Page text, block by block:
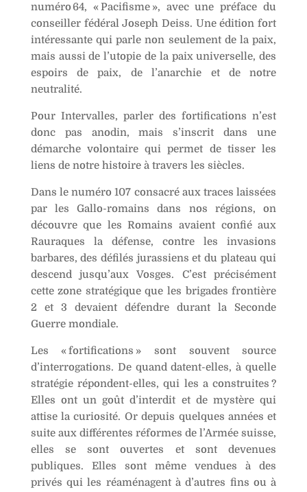
numéro 64, « Pacifisme », avec une préface du
conseiller fédéral Joseph Deiss. Une édition fort
intéressante qui parle non seulement de la paix,
mais aussi de l’utopie de la paix universelle, des
espoirs de paix, de l’anarchie et de notre
neutralité.
Pour Intervalles, parler des fortifications n’est
donc pas anodin, mais s’inscrit dans une
démarche volontaire qui permet de tisser les
liens de notre histoire à travers les siècles.
Dans le numéro 107 consacré aux traces laissées
par les Gallo-romains dans nos régions, on
découvre que les Romains avaient confié aux
Rauraques la défense, contre les invasions
barbares, des défilés jurassiens et du plateau qui
descend jusqu’aux Vosges. C’est précisément
cette zone stratégique que les brigades frontière
2 et 3 devaient défendre durant la Seconde
Guerre mondiale.
Les « fortifications » sont souvent source
d’interrogations. De quand datent-elles, à quelle
stratégie répondent-elles, qui les a construites ?
Elles ont un goût d’interdit et de mystère qui
attise la curiosité. Or depuis quelques années et
suite aux différentes réformes de l’Armée suisse,
elles se sont ouvertes et sont devenues
publiques. Elles sont même vendues à des
privés qui les réaménagent à d’autres fins ou à